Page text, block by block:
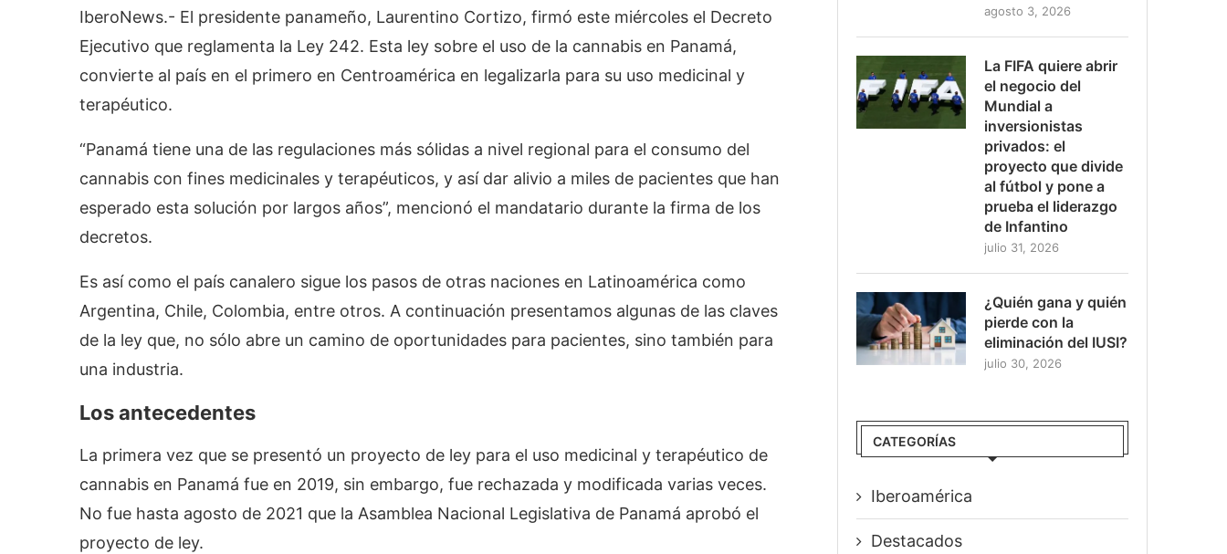
IberoNews.- El presidente panameño, Laurentino Cortizo, firmó este miércoles el Decreto
Ejecutivo que reglamenta la Ley 242. Esta ley sobre el uso de la cannabis en Panamá,
convierte al país en el primero en Centroamérica en legalizarla para su uso medicinal y
terapéutico.
“Panamá tiene una de las regulaciones más sólidas a nivel regional para el consumo del
cannabis con fines medicinales y terapéuticos, y así dar alivio a miles de pacientes que han
esperado esta solución por largos años”, mencionó el mandatario durante la firma de los
decretos.
Es así como el país canalero sigue los pasos de otras naciones en Latinoamérica como
Argentina, Chile, Colombia, entre otros. A continuación presentamos algunas de las claves
de la ley que, no sólo abre un camino de oportunidades para pacientes, sino también para
una industria.
Los antecedentes
La primera vez que se presentó un proyecto de ley para el uso medicinal y terapéutico de
cannabis en Panamá fue en 2019, sin embargo, fue rechazada y modificada varias veces.
No fue hasta agosto de 2021 que la Asamblea Nacional Legislativa de Panamá aprobó el
proyecto de ley.
agosto 3, 2026
La FIFA quiere abrir
el negocio del
Mundial a
inversionistas
privados: el
proyecto que divide
al fútbol y pone a
prueba el liderazgo
de Infantino
julio 31, 2026
¿Quién gana y quién
pierde con la
eliminación del IUSI?
julio 30, 2026
CATEGORÍAS
Iberoamérica
Destacados